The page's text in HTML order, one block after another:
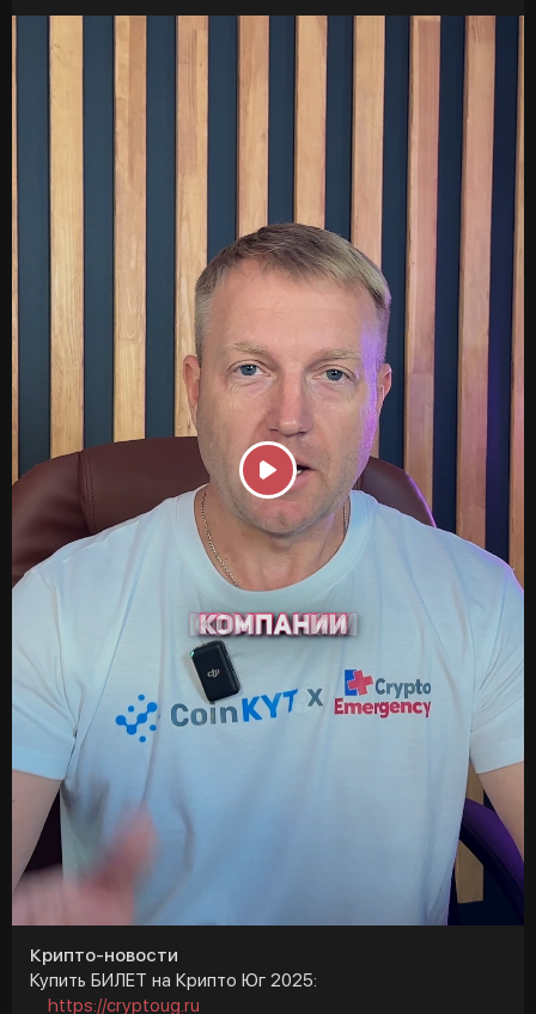
представил обновленную дорожную карту и подход к
поддержке разработчиков
🟣 Pi Network стремится обновить рекордный минимум
Не забывайте подписываться и ставить лайки — ваша
поддержка мотивирует нас давать вам еще больше
ценного контента 💜
https://t.me/cryptoemergencychat/65068
#usdt #трамп
#sp
#бутерин
#sec #ethereum
#биткоин
#криптовалюта
#криптоновости
#крипта
#янкривоносов
#cryptoemergency
P
l
Крипто-новости
Купить БИЛЕТ на Крипто Юг 2025:
https://cryptoug.ru